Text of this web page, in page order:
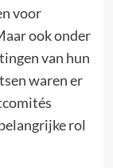
voor
ook onder
van hun
waren er
rol